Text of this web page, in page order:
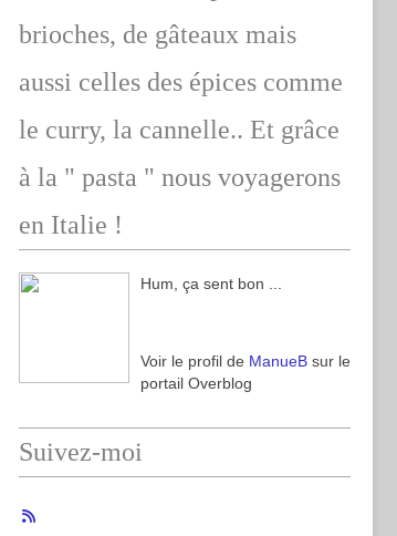
brioches, de gâteaux mais
aussi celles des épices comme
le curry, la cannelle.. Et grâce
à la " pasta " nous voyagerons
en Italie !
Hum, ça sent bon ...
Voir le profil de ManueB sur le
portail Overblog
Suivez-moi